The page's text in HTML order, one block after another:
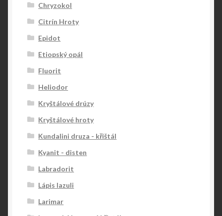
Chryzokol
Citrín Hroty
Epidot
Etiopský opál
Fluorit
Heliodor
Kryštálové drúzy
Kryštálové hroty
Kundalini druza - křištál
Kyanit - disten
Labradorit
Lápis lazuli
Larimar